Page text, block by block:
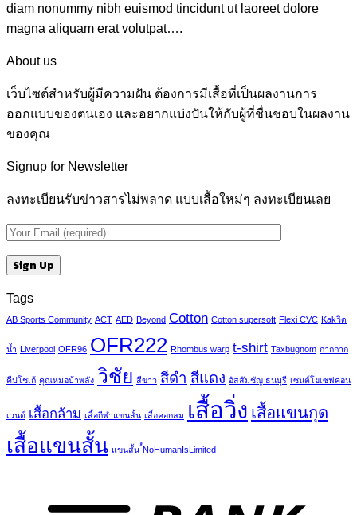
diam nonummy nibh euismod tincidunt ut laoreet dolore
magna aliquam erat volutpat….
About us
เว็บไซต์สำหรับผู้มีความฝัน ต้องการมีเสื้อที่เป็นผลงานการ
ออกแบบของตนเอง และอยากแบ่งปันให้กับผู้ที่ชื่นชอบในผลงาน
ของคุณ
Signup for Newsletter
ลงทะเบียนรับข่าวสารไม่พลาด แบบเสื้อใหม่ๆ ลงทะเบียนเลย
Tags
AB Sports Community ACT AED Beyond Cotton Cotton supersoft Flexi CVC Kakวิด
น้ำ Liverpool OFR96 OFR222 Rhombus warp t-shirt Taxbugnom กากกาก
คีปโชเก้ คุณหมอบ้าพลัง วิชัย สีขาว สีดำ สีแดง อัสสัมชัญ ธนบุรี เซนต์โยเซฟคอน
เวนต์ เสื้อกล้าม เสื้อกีฬาแขนสั้น เสื้อคอกลม เสื้อวิ่ง เสื้อแขนกุด
เสื้อแขนสั้น แขนสั้น ์์NoHumanIsLimited